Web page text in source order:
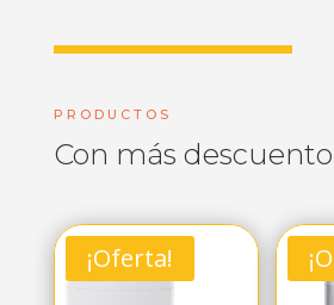
PRODUCTOS
Con más descuento
¡Oferta!